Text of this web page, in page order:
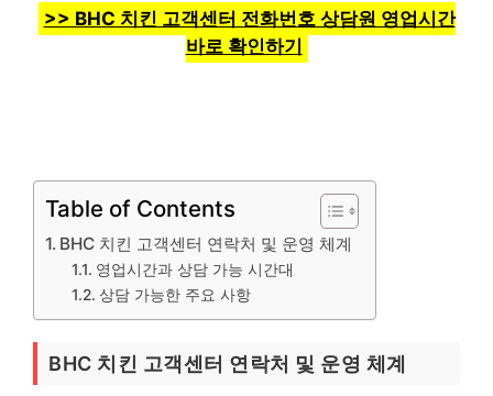
>> BHC 치킨 고객센터 전화번호 상담원 영업시간
바로 확인하기
Table of Contents
BHC 치킨 고객센터 연락처 및 운영 체계
영업시간과 상담 가능 시간대
상담 가능한 주요 사항
BHC 치킨 고객센터 연락처 및 운영 체계